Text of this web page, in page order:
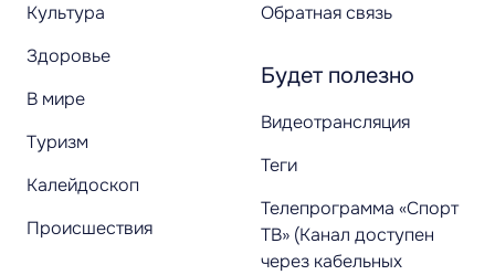
Культура
Здоровье
В мире
Туризм
Калейдоскоп
Происшествия
Обратная связь
Будет полезно
Видеотрансляция
Теги
Телепрограмма «Спорт
ТВ» (Канал доступен
через кабельных